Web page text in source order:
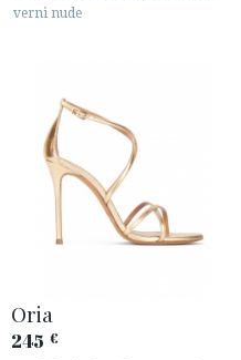
verni nude
Oria
245 €